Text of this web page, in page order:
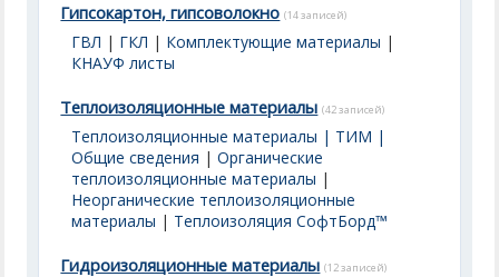
Гипсокартон, гипсоволокно (14 записей)
ГВЛ | ГКЛ | Комплектующие материалы |
КНАУФ листы
Теплоизоляционные материалы (42 записей)
Теплоизоляционные материалы | ТИМ |
Общие сведения |Органические
теплоизоляционные материалы |
Неорганические теплоизоляционные
материалы | Теплоизоляция СофтБорд™
Гидроизоляционные материалы (12 записей)